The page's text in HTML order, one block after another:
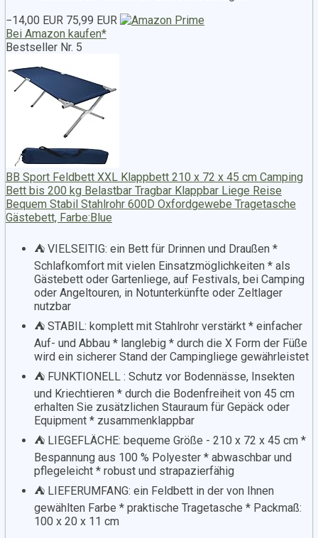
−14,00 EUR 75,99 EUR
Bei Amazon kaufen*
Bestseller Nr. 5
BB Sport Feldbett XXL Klappbett 210 x 72 x 45 cm Camping
Bett bis 200 kg Belastbar Tragbar Klappbar Liege Reise
Bequem Stabil Stahlrohr 600D Oxfordgewebe Tragetasche
Gästebett, Farbe:Blue
⛺️ VIELSEITIG: ein Bett für Drinnen und Draußen *
Schlafkomfort mit vielen Einsatzmöglichkeiten * als
Gästebett oder Gartenliege, auf Festivals, bei Camping
oder Angeltouren, in Notunterkünfte oder Zeltlager
nutzbar
⛺️ STABIL: komplett mit Stahlrohr verstärkt * einfacher
Auf- und Abbau * langlebig * durch die X Form der Füße
wird ein sicherer Stand der Campingliege gewährleistet
⛺️ FUNKTIONELL : Schutz vor Bodennässe, Insekten
und Kriechtieren * durch die Bodenfreiheit von 45 cm
erhalten Sie zusätzlichen Stauraum für Gepäck oder
Equipment * zusammenklappbar
⛺️ LIEGEFLÄCHE: bequeme Größe - 210 x 72 x 45 cm *
Bespannung aus 100 % Polyester * abwaschbar und
pflegeleicht * robust und strapazierfähig
⛺️ LIEFERUMFANG: ein Feldbett in der von Ihnen
gewählten Farbe * praktische Tragetasche * Packmaß:
100 x 20 x 11 cm